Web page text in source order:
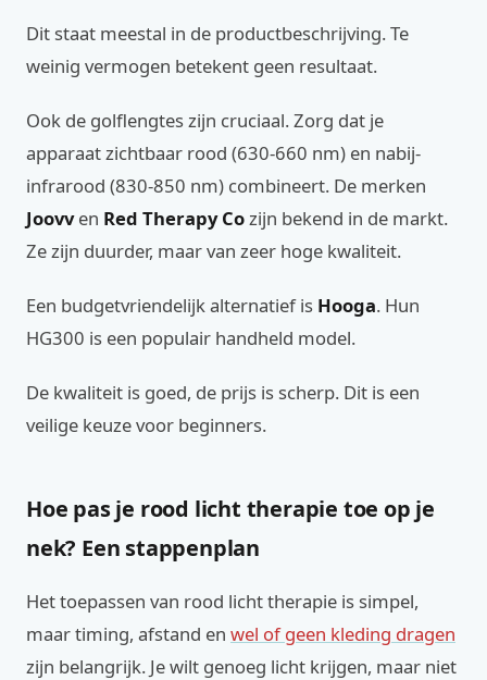
Dit staat meestal in de productbeschrijving. Te
weinig vermogen betekent geen resultaat.
Ook de golflengtes zijn cruciaal. Zorg dat je
apparaat zichtbaar rood (630-660 nm) en nabij-
infrarood (830-850 nm) combineert. De merken
Joovven Red Therapy Cozijn bekend in de markt.
Ze zijn duurder, maar van zeer hoge kwaliteit.
Een budgetvriendelijk alternatief is Hooga. Hun
HG300 is een populair handheld model.
De kwaliteit is goed, de prijs is scherp. Dit is een
veilige keuze voor beginners.
Hoe pas je rood licht therapie toe op je
nek? Een stappenplan
Het toepassen van rood licht therapie is simpel,
maar timing, afstand en wel of geen kleding dragen
zijn belangrijk. Je wilt genoeg licht krijgen, maar niet